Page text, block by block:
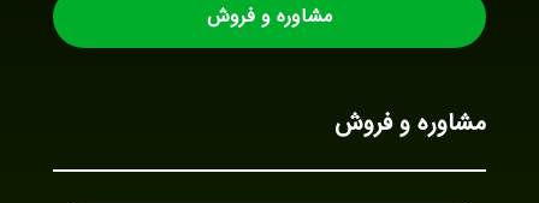
مشاوره و فروش
مشاوره و فروش